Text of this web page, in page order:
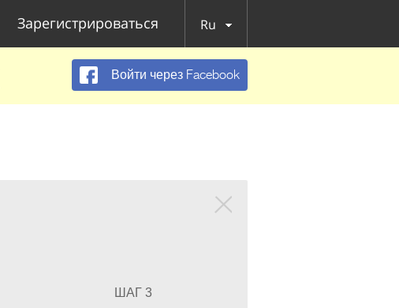
Зарегистрироваться Ru
Войти через Facebook
ШАГ 3